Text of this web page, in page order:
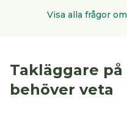
Visa alla frågor om
Takläggare på
behöver veta